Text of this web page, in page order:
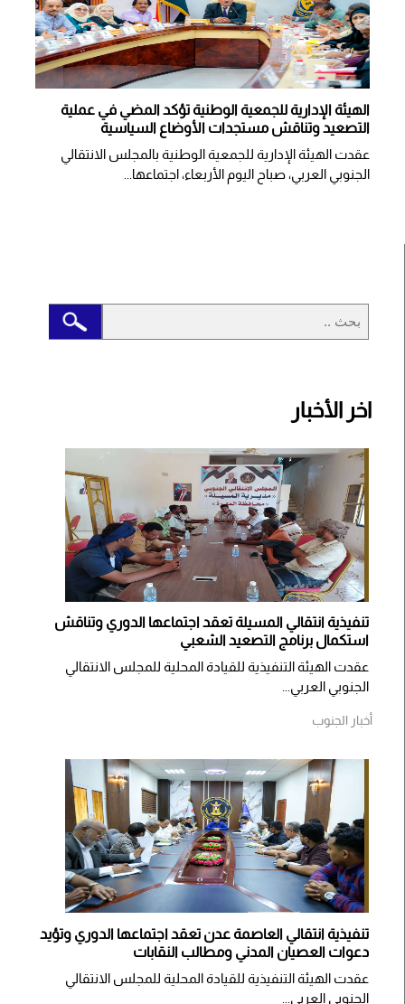
الهيئة الإدارية للجمعية الوطنية تؤكد المضي في عملية
التصعيد وتناقش مستجدات الأوضاع السياسية
عقدت الهيئة الإدارية للجمعية الوطنية بالمجلس الانتقالي
الجنوبي العربي، صباح اليوم الأربعاء، اجتماعها...
اخر الأخبار
تنفيذية انتقالي المسيلة تعقد اجتماعها الدوري وتناقش
استكمال برنامج التصعيد الشعبي
عقدت الهيئة التنفيذية للقيادة المحلية للمجلس الانتقالي
الجنوبي العربي...
أخبار الجنوب
تنفيذية انتقالي العاصمة عدن تعقد اجتماعها الدوري وتؤيد
دعوات العصيان المدني ومطالب النقابات
​عقدت الهيئة التنفيذية للقيادة المحلية للمجلس الانتقالي
الجنوبي العربي...